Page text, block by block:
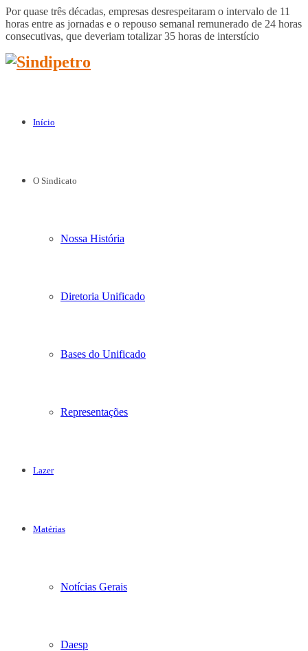
Por quase três décadas, empresas desrespeitaram o intervalo de 11
horas entre as jornadas e o repouso semanal remunerado de 24 horas
consecutivas, que deveriam totalizar 35 horas de interstício
Início
O Sindicato
Nossa História
Diretoria Unificado
Bases do Unificado
Representações
Lazer
Matérias
Notícias Gerais
Daesp